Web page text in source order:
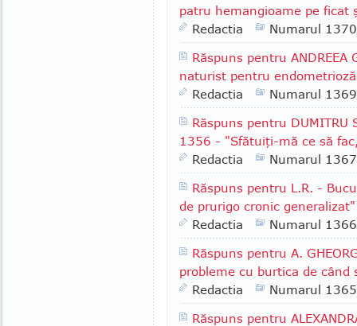
patru hemangioame pe ficat
Redactia
Numarul 1370
Răspuns pentru
naturist pentru
Redactia
Numarul 1369
Răspuns pentru
1356 - "Sfătuiţi-mă ce să
Redactia
Numarul 1367
Răspuns pentru L.R. -
de prurigo cronic generalizat"
Redactia
Numarul 1366
Răspuns pentru A.
probleme cu burtica de când
Redactia
Numarul 1365
Răspuns pentru